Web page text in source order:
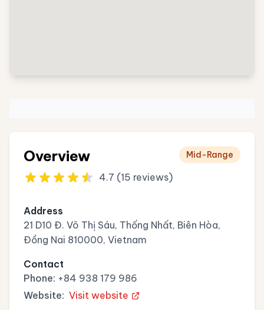
Overview
4.7 (15 reviews)
Mid-Range
Address
21 D10 Đ. Võ Thị Sáu, Thống Nhất, Biên Hòa,
Đồng Nai 810000, Vietnam
Contact
Phone: +84 938 179 986
Website: Visit website